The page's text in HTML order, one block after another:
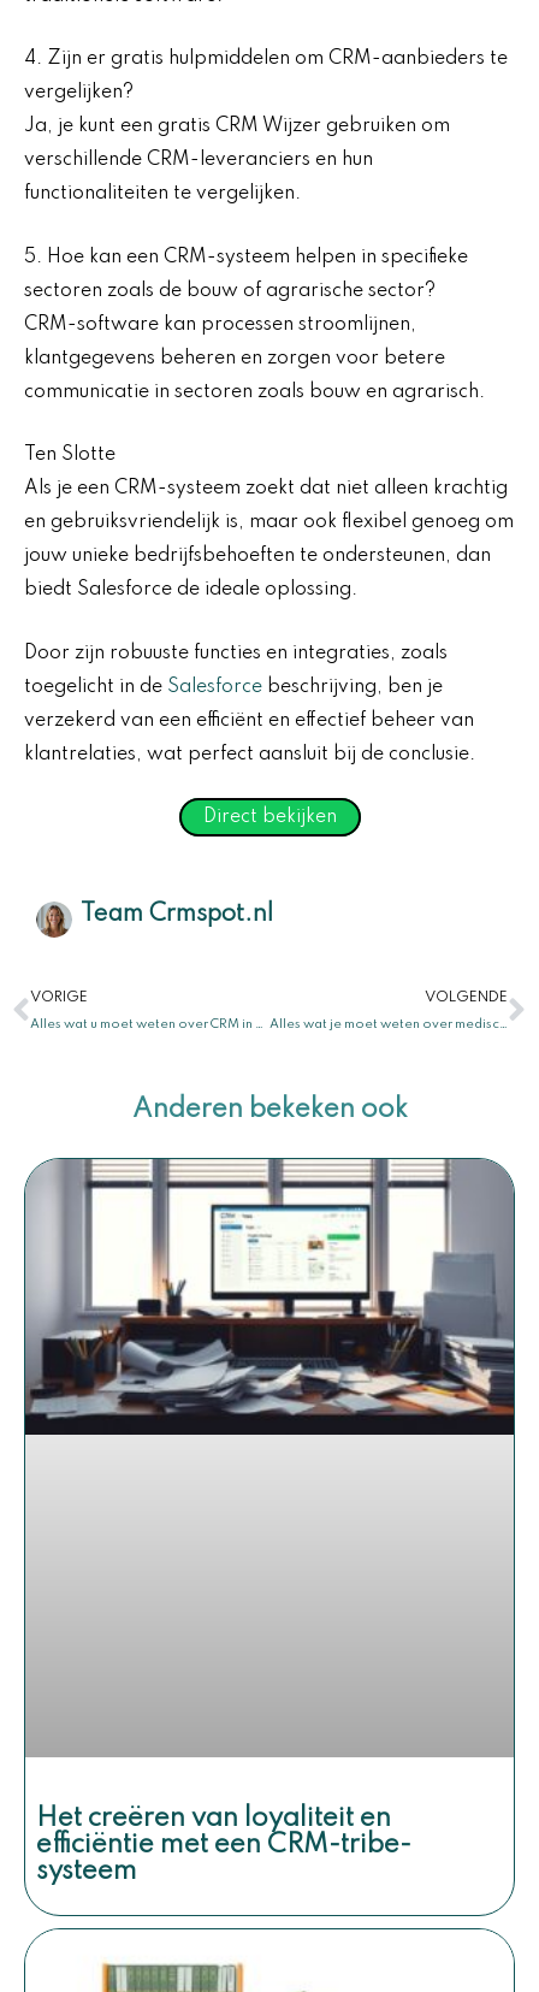
4. Zijn er gratis hulpmiddelen om CRM-aanbieders te
vergelijken?
Ja, je kunt een gratis CRM Wijzer gebruiken om
verschillende CRM-leveranciers en hun
functionaliteiten te vergelijken.
5. Hoe kan een CRM-systeem helpen in specifieke
sectoren zoals de bouw of agrarische sector?
CRM-software kan processen stroomlijnen,
klantgegevens beheren en zorgen voor betere
communicatie in sectoren zoals bouw en agrarisch.
Ten Slotte
Als je een CRM-systeem zoekt dat niet alleen krachtig
en gebruiksvriendelijk is, maar ook flexibel genoeg om
jouw unieke bedrijfsbehoeften te ondersteunen, dan
biedt Salesforce de ideale oplossing.
Door zijn robuuste functies en integraties, zoals
toegelicht in de Salesforce beschrijving, ben je
verzekerd van een efficiënt en effectief beheer van
klantrelaties, wat perfect aansluit bij de conclusie.
Direct bekijken
Team Crmspot.nl
Vorige
VORIGE VOLGENDE
Alles wat je moet weten over medisch teamwork en CRM in de gezondheidszorg
Anderen bekeken ook
Het creëren van loyaliteit en
efficiëntie met een CRM-tribe-
systeem